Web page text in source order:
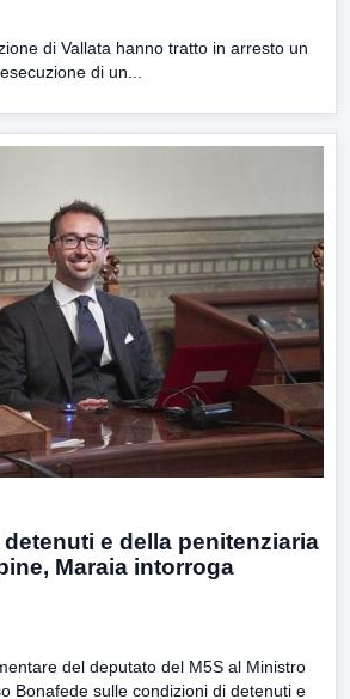
di Vallata hanno tratto in arresto un
di un...
e della penitenziaria
Maraia intorroga
del deputato del M5S al Ministro
Bonafede sulle condizioni di detenuti e